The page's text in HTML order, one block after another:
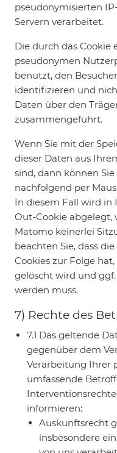
pseudonymisierten
Servern verarbeitet.
Die durch das
pseudonymen
benutzt, den
identifizieren und
Daten über den
zusammengeführt.
Wenn Sie mit der
dieser Daten aus
sind, dann können
nachfolgend per
In diesem Fall wird in
Out-Cookie abgelegt,
Matomo keinerlei
beachten Sie, dass
Cookies zur Folge
gelöscht wird und
werden muss.
7) Rechte des
7.1 Das geltende
gegenüber dem
Verarbeitung Ihrer
umfassende
informieren:
Auskunftsrecht
insbesondere